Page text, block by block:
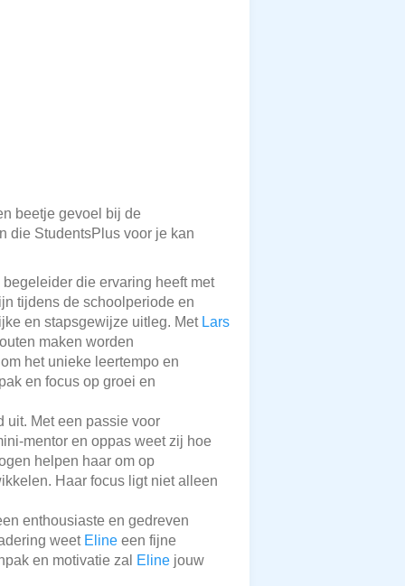
beetje gevoel bij de
die StudentsPlus voor je kan
die ervaring heeft met
tijdens de schoolperiode en
en stapsgewijze uitleg. Met Lars
maken worden
het unieke leertempo en
en focus op groei en
uit. Met een passie voor
mentor en oppas weet zij hoe
helpen haar om op
Haar focus ligt niet alleen
enthousiaste en gedreven
weet Eline een fijne
en motivatie zal
Eline jouw